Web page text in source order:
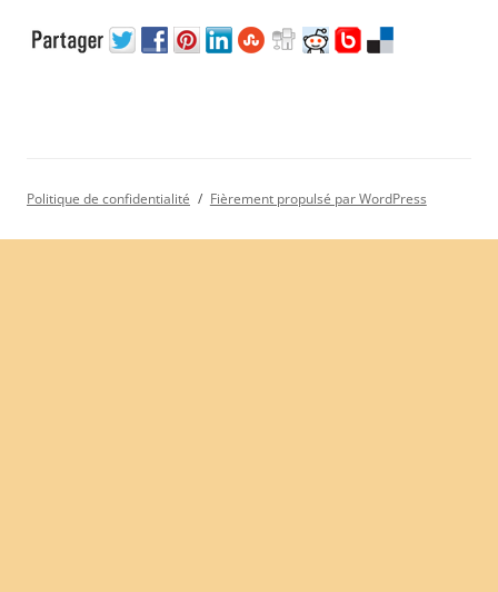
Politique de confidentialité Fièrement propulsé par WordPress